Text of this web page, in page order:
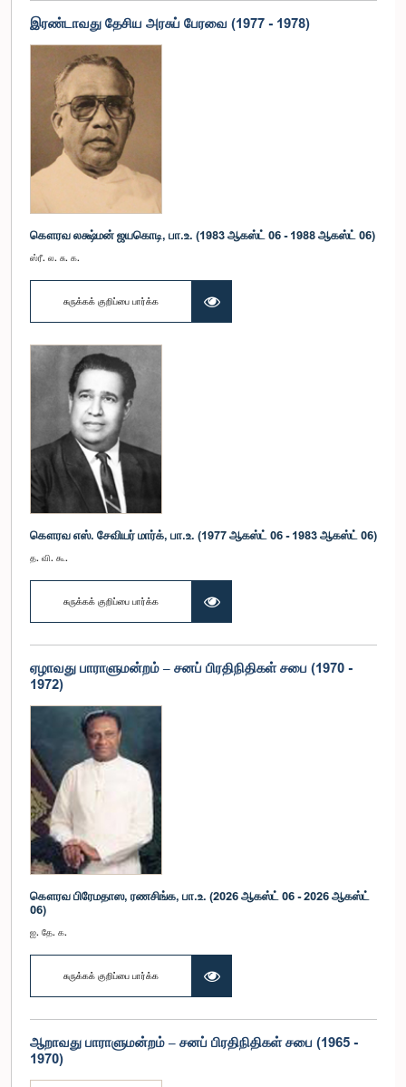
இரண்டாவது தேசிய அரசுப் பேரவை (1977 - 1978)
கௌரவ லக்ஷ்மன் ஜயகொடி, பா.உ. (1983 ஆகஸ்ட் 06 - 1988 ஆகஸ்ட் 06)
ஸ்ரீ. ல. சு. க.
சுருக்கக் குறிப்பை பார்க்க
கௌரவ எஸ். சேவியர் மார்க், பா.உ. (1977 ஆகஸ்ட் 06 - 1983 ஆகஸ்ட் 06)
த. வி. கூ.
சுருக்கக் குறிப்பை பார்க்க
ஏழாவது பாராளுமன்றம் – சனப் பிரதிநிதிகள் சபை (1970 -
1972)
கௌரவ பிரேமதாஸ, ரணசிங்க, பா.உ. (2026 ஆகஸ்ட் 06 - 2026 ஆகஸ்ட்
06)
ஐ. தே. க.
சுருக்கக் குறிப்பை பார்க்க
ஆறாவது பாராளுமன்றம் – சனப் பிரதிநிதிகள் சபை (1965 -
1970)